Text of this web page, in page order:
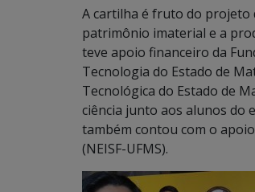
A cartilha é fruto do projeto
patrimônio imaterial e a
teve apoio financeiro da
Tecnologia do Estado de
Tecnológica do Estado de
ciência junto aos alunos do
também contou com o
(NEISF-UFMS).